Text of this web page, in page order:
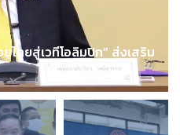
ไทยสู่เวทีโอลิมปิก” ส่งเสริม